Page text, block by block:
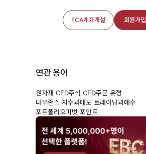
FCA계좌개설 회원가입
연관 용어
원자재 CFD주식 CFD주문 유형
다우존스 지수과매도 트래이딩과매수
포트폴리오피벗 포인트